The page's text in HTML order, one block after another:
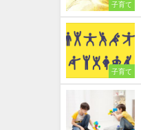
子育て
子育て